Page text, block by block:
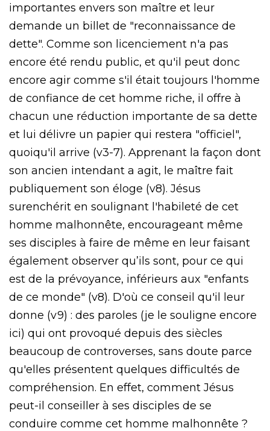
importantes envers son maître et leur
demande un billet de "reconnaissance de
dette". Comme son licenciement n'a pas
encore été rendu public, et qu'il peut donc
encore agir comme s'il était toujours l'homme
de confiance de cet homme riche, il offre à
chacun une réduction importante de sa dette
et lui délivre un papier qui restera "officiel",
quoiqu'il arrive (v3-7). Apprenant la façon dont
son ancien intendant a agit, le maître fait
publiquement son éloge (v8). Jésus
surenchérit en soulignant l'habileté de cet
homme malhonnête, encourageant même
ses disciples à faire de même en leur faisant
également observer qu’ils sont, pour ce qui
est de la prévoyance, inférieurs aux "enfants
de ce monde" (v8). D'où ce conseil qu'il leur
donne (v9) : des paroles (je le souligne encore
ici) qui ont provoqué depuis des siècles
beaucoup de controverses, sans doute parce
qu'elles présentent quelques difficultés de
compréhension. En effet, comment Jésus
peut-il conseiller à ses disciples de se
conduire comme cet homme malhonnête ?